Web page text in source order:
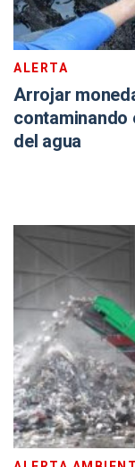
ALERTA
Arrojar
contaminando
del agua